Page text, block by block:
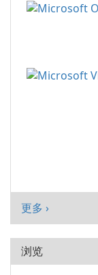
更多 ›
浏览